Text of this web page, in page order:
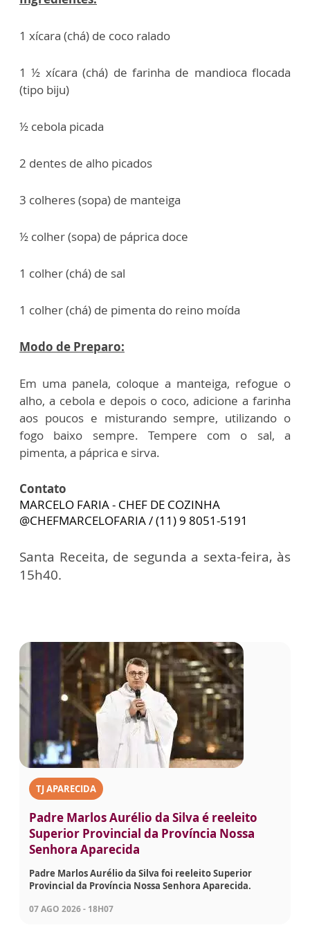
1 xícara (chá) de coco ralado
1 ½ xícara (chá) de farinha de mandioca flocada
(tipo biju)
½ cebola picada
2 dentes de alho picados
3 colheres (sopa) de manteiga
½ colher (sopa) de páprica doce
1 colher (chá) de sal
1 colher (chá) de pimenta do reino moída
Modo de Preparo:
Em uma panela, coloque a manteiga, refogue o
alho, a cebola e depois o coco, adicione a farinha
aos poucos e misturando sempre, utilizando o
fogo baixo sempre. Tempere com o sal, a
pimenta, a páprica e sirva.
Contato
MARCELO FARIA - CHEF DE COZINHA
@CHEFMARCELOFARIA / (11) 9 8051-5191
Santa Receita, de segunda a sexta-feira, às
15h40.
TJ APARECIDA
Padre Marlos Aurélio da Silva é reeleito
Superior Provincial da Província Nossa
Senhora Aparecida
Padre Marlos Aurélio da Silva foi reeleito Superior
Provincial da Província Nossa Senhora Aparecida.
07 AGO 2026 - 18H07